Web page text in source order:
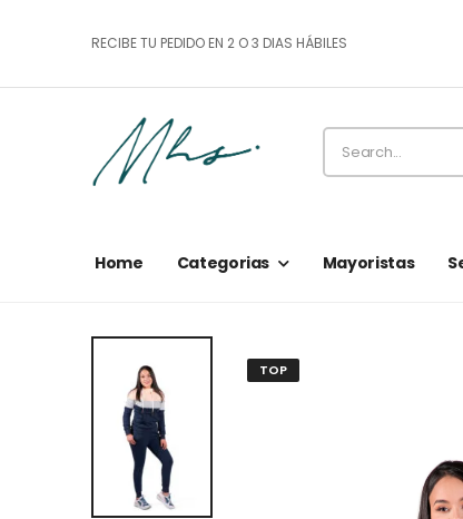
RECIBE TU PEDIDO EN 2 O 3 DIAS HÁBILES
Home Categorias Mayoristas
TOP